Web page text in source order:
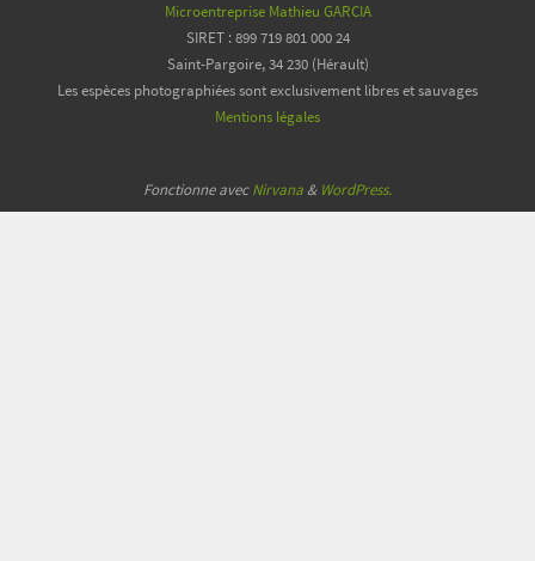
Microentreprise Mathieu GARCIA
SIRET : 899 719 801 000 24
Saint-Pargoire, 34 230 (Hérault)
Les espèces photographiées sont exclusivement libres et sauvages
Mentions légales
Fonctionne avecNirvana & WordPress.